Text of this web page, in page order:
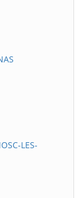
LES-